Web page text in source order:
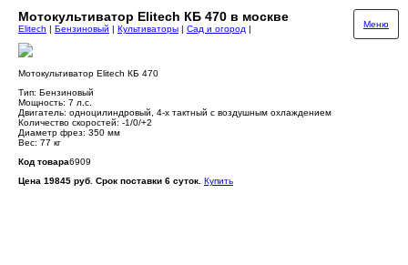
Мотокультиватор Elitech КБ 470 в москве
Меню
Elitech | Бензиновый | Культиваторы | Сад и огород |
Мотокультиватор Elitech КБ 470
Тип: Бензиновый
Мощность: 7 л.с.
Двигатель: одноцилиндровый, 4-x тактный с воздушным оxлаждением
Количество скоростей: -1/0/+2
Диаметр фрез: 350 мм
Вес: 77 кг
Код товара6909
Цена 19845 руб. Срок поставки 6 суток. Купить